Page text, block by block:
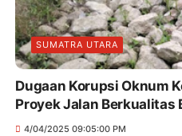
SUMATRA UTARA
Dugaan Korupsi Oknum
Proyek Jalan Berkualitas
4/04/2025 09:05:00 PM